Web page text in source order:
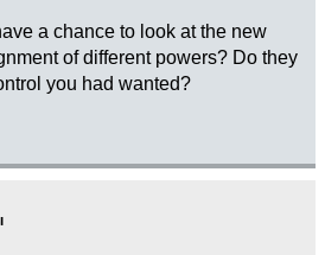
a chance to look at the new
of different powers? Do they
you had wanted?